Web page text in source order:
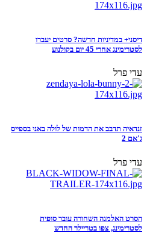
דיסני+ במדיניות חדשה? סרטים יעברו
לסטרימינג אחרי 45 יום בקולנוע
עדי פרל
זנדאיה תדבב את הדמות של לולה באני בספייס
ג'אם 2
עדי פרל
הסרט האלמנה השחורה עובר סופית
לסטרימינג, צפו בטריילר החדש